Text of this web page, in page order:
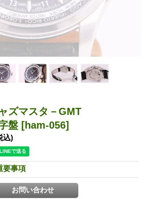
ズマスタ－GMT
盤 [ham-056]
込)
要事項